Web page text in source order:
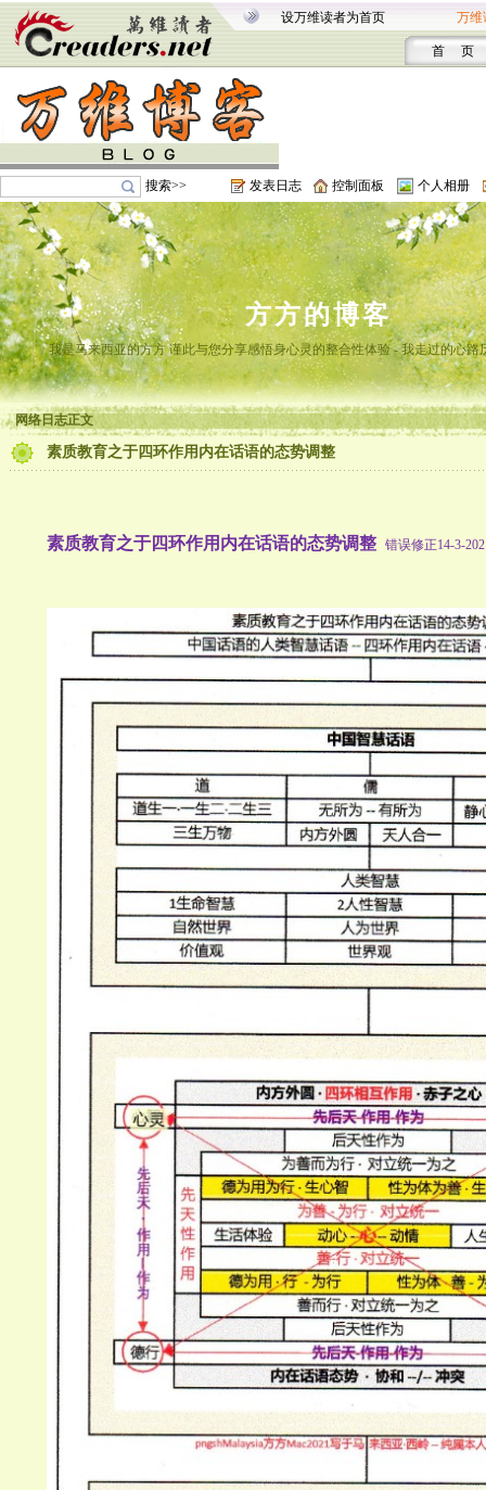
设万维读者为首页 万维
首 页
搜索>> 发表日志 控制面板 个人相册
方方的博客
我是马来西亚的方方 谨此与您分享感悟身心灵的整合性体验 - 我走过的心路
网络日志正文
素质教育之于四环作用内在话语的态势调整
素质教育之于四环作用内在话语的态势调整 错误修正14-3-